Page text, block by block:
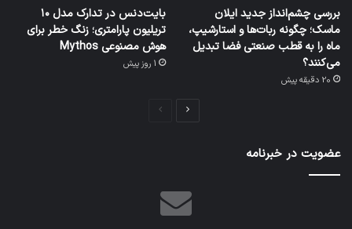
بررسی چشم‌انداز جدید ایلان
ماسک؛ چگونه ربات‌ها و استارشیپ،
ماه را به قطب صنعتی فضا تبدیل
می‌کنند؟
20 دقیقه پیش
بایت‌دنس در تدارک مدل ۱۰
تریلیون پارامتری؛ زنگ خطر برای
هوش مصنوعی Mythos
1 روز پیش
عضویت در خبرنامه